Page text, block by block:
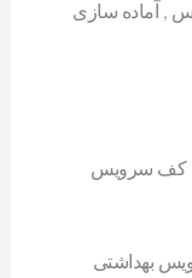
, آماده سازی
کف سرویس